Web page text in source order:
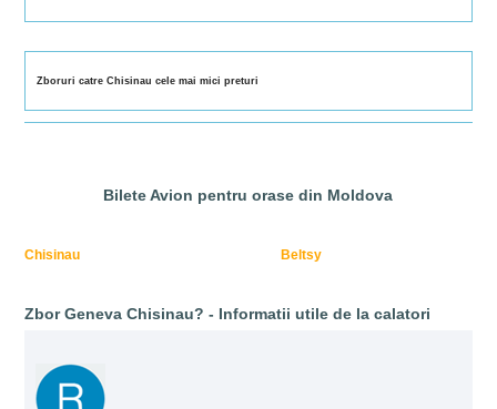
Zboruri catre Chisinau cele mai mici preturi
Bilete Avion pentru orase din Moldova
Chisinau Beltsy
Zbor Geneva Chisinau? - Informatii utile de la calatori